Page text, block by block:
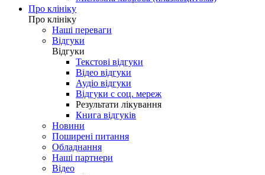
Про клініку
Про клініку
Наші переваги
Відгуки
Відгуки
Текстові відгуки
Відео відгуки
Аудіо відгуки
Відгуки с соц. мереж
Результати лікування
Книга відгуків
Новини
Поширені питання
Обладнання
Наші партнери
Відео